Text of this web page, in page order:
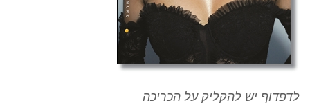
לדפדוף יש להקליק על הכריכה